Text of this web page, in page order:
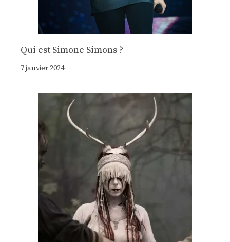
Qui est Simone Simons ?
7 janvier 2024